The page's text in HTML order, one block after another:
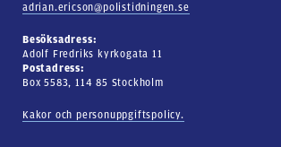
adrian.ericson@polistidningen.se
Besöksadress:
Adolf Fredriks kyrkogata 11
Postadress:
Box 5583, 114 85 Stockholm
Kakor och personuppgiftspolicy.